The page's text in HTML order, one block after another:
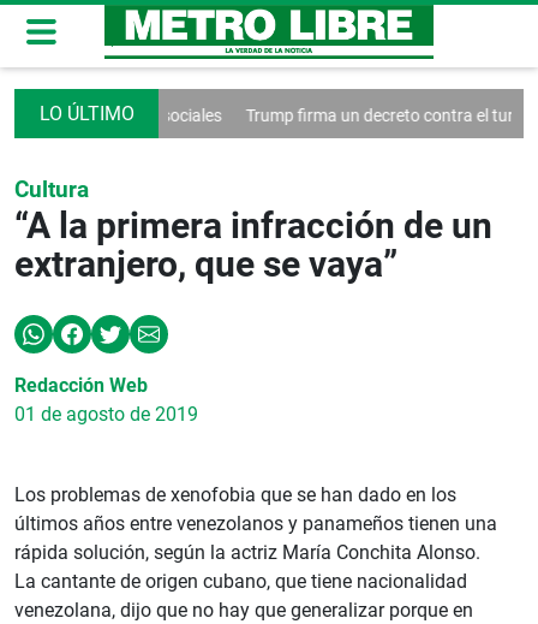
de las redes sociales Trump firma un decreto contra el turismo
Cultura
“A la primera infracción de un
extranjero, que se vaya”
Redacción Web
01 de agosto de 2019
Los problemas de xenofobia que se han dado en los
últimos años entre venezolanos y panameños tienen una
rápida solución, según la actriz María Conchita Alonso.
La cantante de origen cubano, que tiene nacionalidad
venezolana, dijo que no hay que generalizar porque en